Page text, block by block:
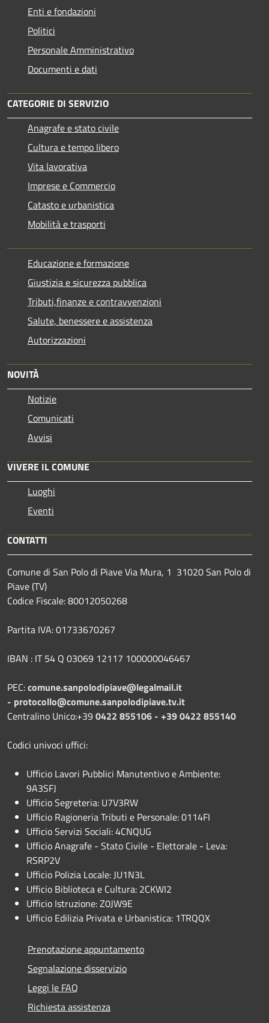
Enti e fondazioni
Politici
Personale Amministrativo
Documenti e dati
CATEGORIE DI SERVIZIO
Anagrafe e stato civile
Cultura e tempo libero
Vita lavorativa
Imprese e Commercio
Catasto e urbanistica
Mobilità e trasporti
Educazione e formazione
Giustizia e sicurezza pubblica
Tributi,finanze e contravvenzioni
Salute, benessere e assistenza
Autorizzazioni
NOVITÀ
Notizie
Comunicati
Avvisi
VIVERE IL COMUNE
Luoghi
Eventi
CONTATTI
Comune di San Polo di Piave Via Mura, 1 31020 San Polo di
Piave (TV)
Codice Fiscale: 80012050268
Partita IVA: 01733670267
IBAN : IT 54 Q 03069 12117 100000046467
PEC:comune.sanpolodipiave@legalmail.it
- protocollo@comune.sanpolodipiave.tv.it
Centralino Unico:+39 0422 855106 - +39 0422 855140
Codici univoci uffici:
Ufficio Lavori Pubblici Manutentivo e Ambiente:
9A3SFJ
Ufficio Segreteria: U7V3RW
Ufficio Ragioneria Tributi e Personale: 0114FI
Ufficio Servizi Sociali: 4CNQUG
Ufficio Anagrafe - Stato Civile - Elettorale - Leva:
RSRP2V
Ufficio Polizia Locale: JU1N3L
Ufficio Biblioteca e Cultura: 2CKWI2
Ufficio Istruzione: Z0JW9E
Ufficio Edilizia Privata e Urbanistica: 1TRQQX
Prenotazione appuntamento
Segnalazione disservizio
Leggi le FAQ
Richiesta assistenza